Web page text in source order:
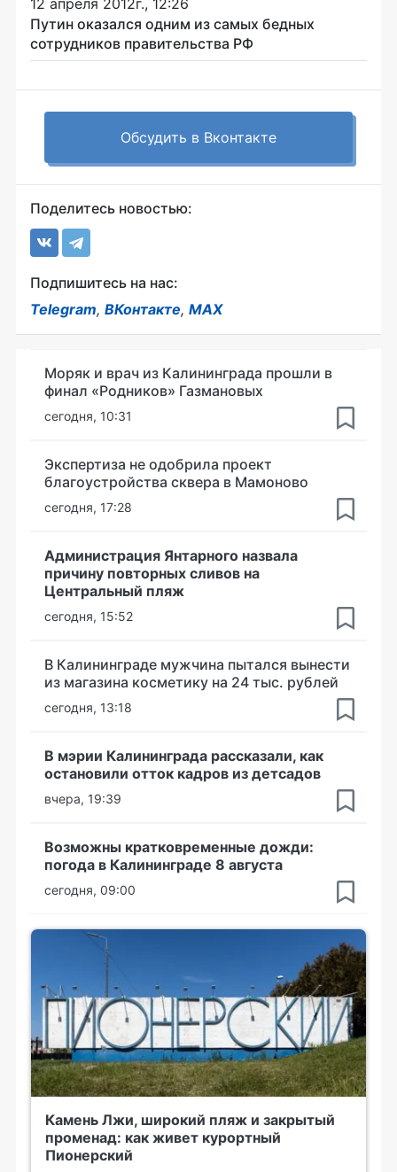
12 апреля 2012г., 12:26
Путин оказался одним из самых бедных
сотрудников правительства РФ
Обсудить в Вконтакте
Поделитесь новостью:
Подпишитесь на нас:
Telegram, ВКонтакте, MAX
Моряк и врач из Калининграда прошли в
финал «Родников» Газмановых
сегодня, 10:31
Экспертиза не одобрила проект
благоустройства сквера в Мамоново
сегодня, 17:28
Администрация Янтарного назвала
причину повторных сливов на
Центральный пляж
сегодня, 15:52
В Калининграде мужчина пытался вынести
из магазина косметику на 24 тыс. рублей
сегодня, 13:18
В мэрии Калининграда рассказали, как
остановили отток кадров из детсадов
вчера, 19:39
Возможны кратковременные дожди:
погода в Калининграде 8 августа
сегодня, 09:00
Камень Лжи, широкий пляж и закрытый
променад: как живет курортный
Пионерский